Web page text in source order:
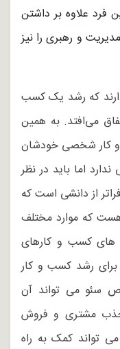
فرد علاوه بر داشتن
و رهبری را نیز
که رشد یک کسب
می‌افتد. به همین
کار شخصی خودشان
ندارد اما باید در نظر
از دانشی است که
که موارد مختلف
های کسب و کارهای
برای رشد کسب و کار
سئو می تواند آن
جذب مشتری و فروش
تواند کمک به راه